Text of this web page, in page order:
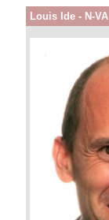
Louis Ide - N-VA